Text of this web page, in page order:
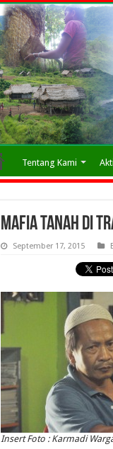
Tentang Kami
Mafia Tanah di
September 17, 2015
Insert Foto : Karmadi